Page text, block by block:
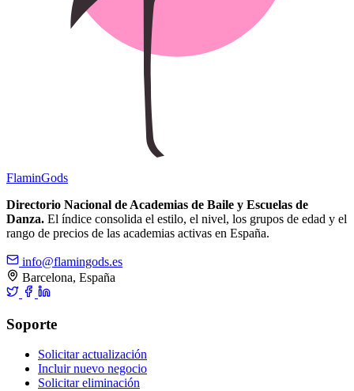
FlaminGods
Directorio Nacional de Academias de Baile y Escuelas de
Danza. El índice consolida el estilo, el nivel, los grupos de edad y el
rango de precios de las academias activas en España.
info@flamingods.es
Barcelona, España
Soporte
Solicitar actualización
Incluir nuevo negocio
Solicitar eliminación